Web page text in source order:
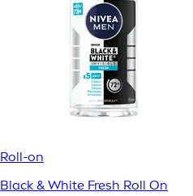
Roll-on
Black & White Fresh Roll On